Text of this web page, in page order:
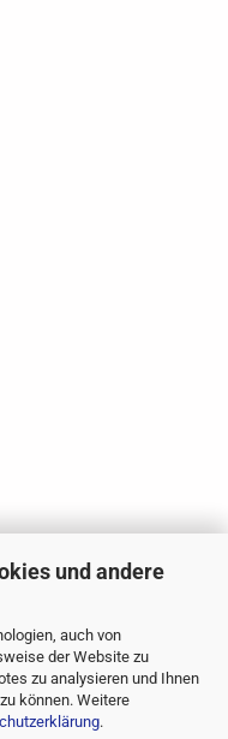
und andere
auch von
der Website zu
zu analysieren und Ihnen
können. Weitere
.